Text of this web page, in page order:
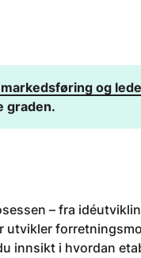
og
graden.
– fra
innsikt i hvordan